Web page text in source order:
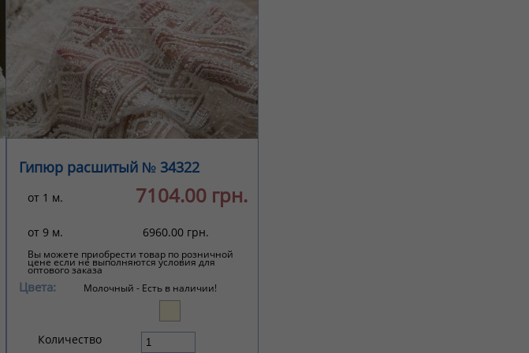
Гипюр расшитый № 34322
от 1 м. 7104.00 грн.
от 9 м. 6960.00 грн.
Вы можете приобрести товар по розничной
цене если не выполняются условия для
оптового заказа
Цвета: Молочный - Есть в наличии!
Количество